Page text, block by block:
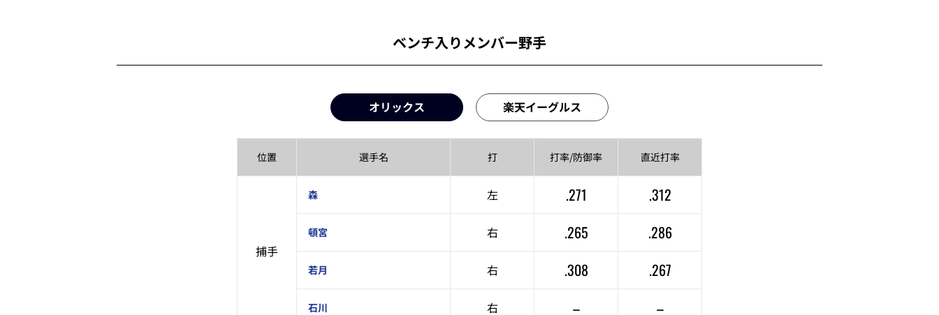
ベンチ入りメンバー野手
オリックス 楽天イーグルス
位置 選手名 打 打率/防御率 直近打率
捕手
森 左 .271 .312
頓宮 右 .265 .286
若月 右 .308 .267
石川 右 – –